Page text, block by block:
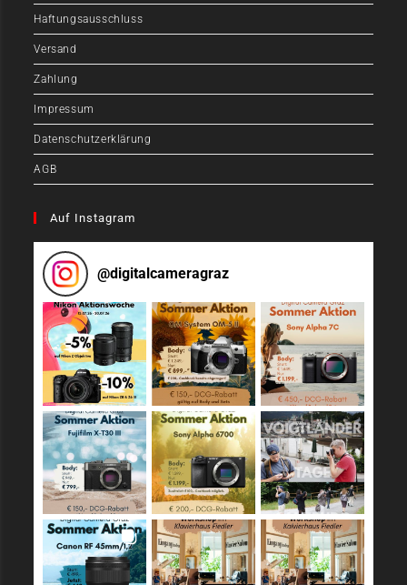
Haftungsausschluss
Versand
Zahlung
Impressum
Datenschutzerklärung
AGB
Auf Instagram
@digitalcameragraz